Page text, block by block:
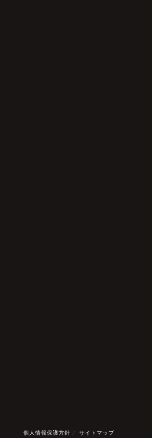
個人情報保護方針 サイトマップ